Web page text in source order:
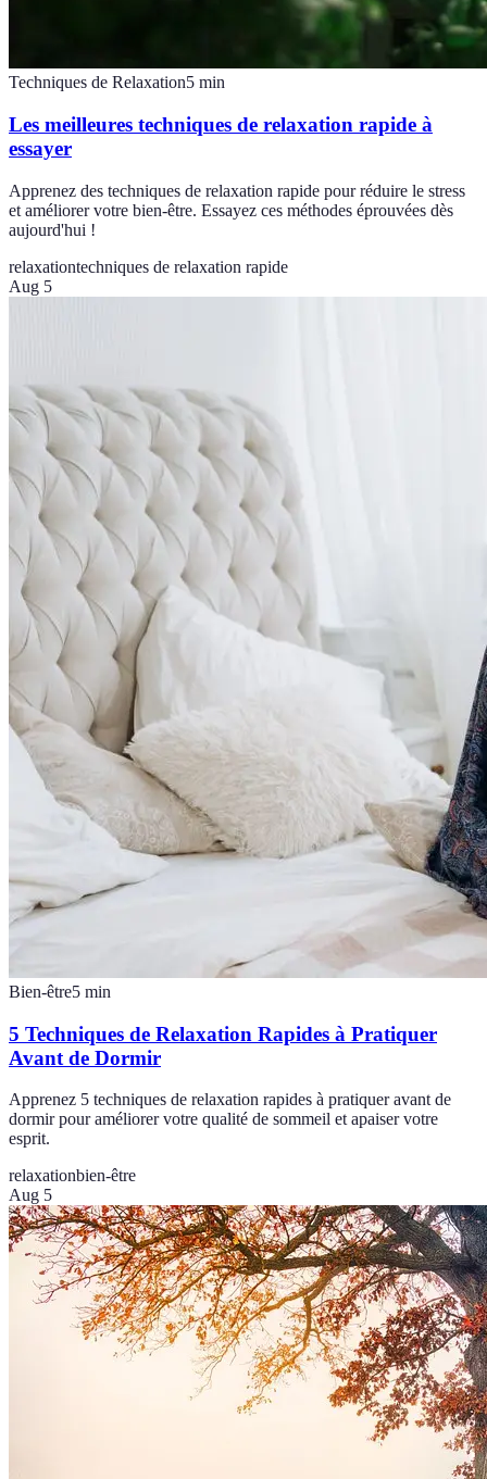
Techniques de Relaxation5 min
Les meilleures techniques de relaxation rapide à
essayer
Apprenez des techniques de relaxation rapide pour réduire le stress
et améliorer votre bien-être. Essayez ces méthodes éprouvées dès
aujourd'hui !
relaxationtechniques de relaxation rapide
Aug 5
Bien-être5 min
5 Techniques de Relaxation Rapides à Pratiquer
Avant de Dormir
Apprenez 5 techniques de relaxation rapides à pratiquer avant de
dormir pour améliorer votre qualité de sommeil et apaiser votre
esprit.
relaxationbien-être
Aug 5